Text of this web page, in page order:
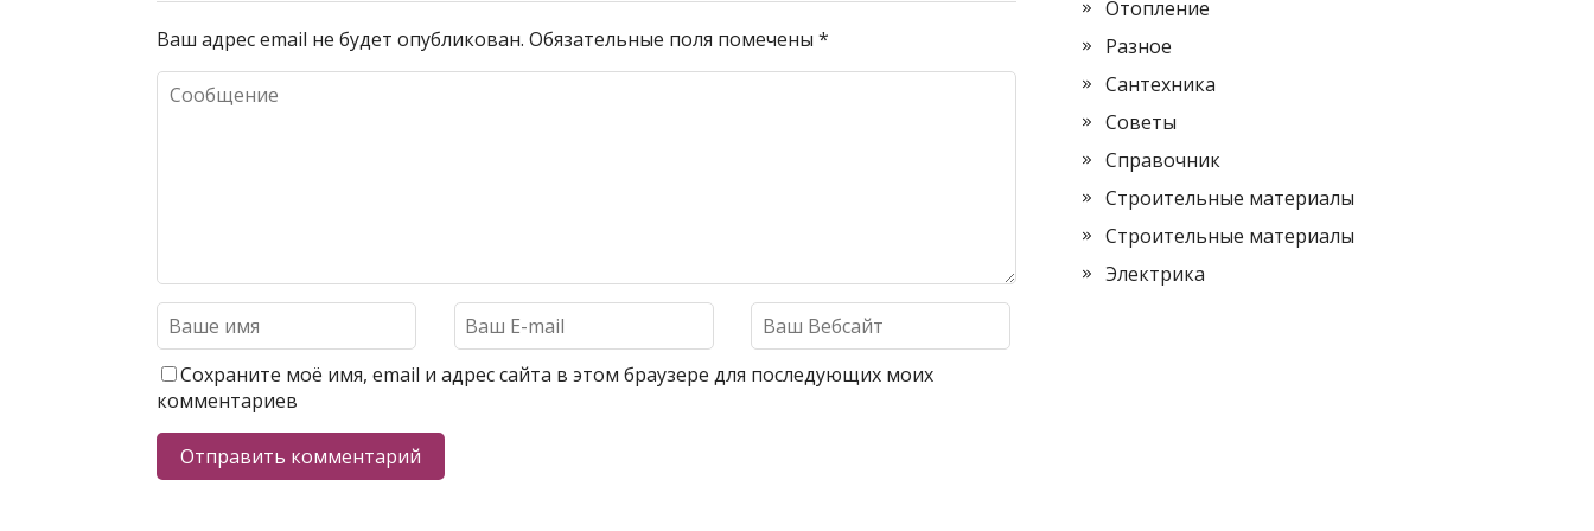
Ваш адрес email не будет опубликован. Обязательные поля помечены *
Сохраните моё имя, email и адрес сайта в этом браузере для последующих моих
комментариев
Отопление
Разное
Сантехника
Советы
Справочник
Строительные материалы
Строительные материалы
Электрика